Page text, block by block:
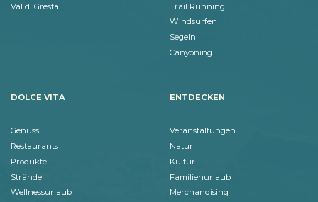
Val di Gresta
Trail Running
Windsurfen
Segeln
Canyoning
DOLCE VITA
Genuss
Restaurants
Produkte
Strände
Wellnessurlaub
ENTDECKEN
Veranstaltungen
Natur
Kultur
Familienurlaub
Merchandising